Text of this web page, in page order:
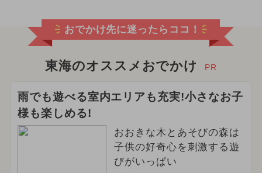
おでかけ先に迷ったらココ！
東海のオススメおでかけ PR
雨でも遊べる室内エリアも充実!小さなお子
様も楽しめる!
おおきな木とあそびの森は
子供の好奇心を刺激する遊
びがいっぱい